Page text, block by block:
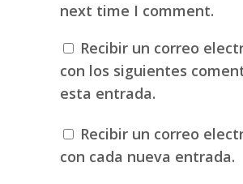
next time I comment.
Recibir un correo
con los siguientes
esta entrada.
Recibir un correo
con cada nueva entrada.